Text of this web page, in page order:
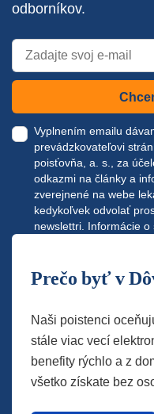
odborníkov.
Vyplnením emailu
prevádzkovateľovi
poisťovňa, a. s., za
odkazmi na články a
zverejnené na webe
kedykoľvek odvolať
newslettri. Informácie o
Prečo byť v
Naši poistenci
stále viac vecí
benefity rýchlo a z
všetko získate bez